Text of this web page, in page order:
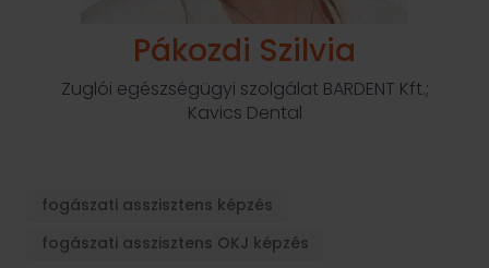
Pákozdi Szilvia
Zuglói egészségügyi szolgálat BARDENT Kft.;
Kavics Dental
fogászati asszisztens képzés
fogászati asszisztens OKJ képzés